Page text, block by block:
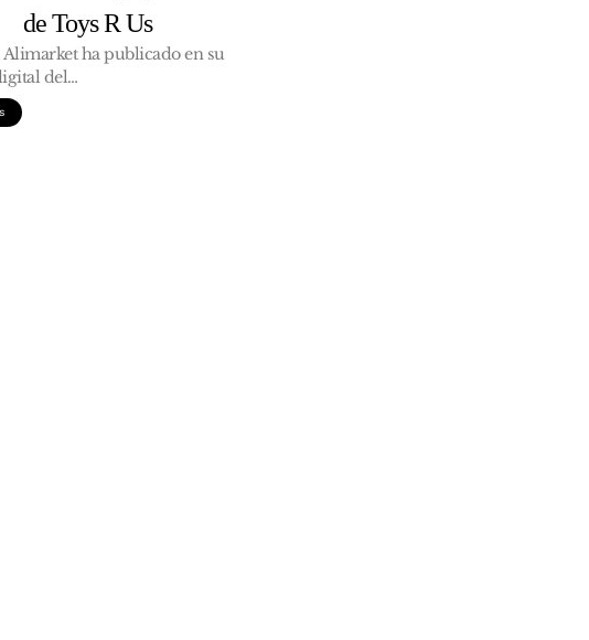
de Toys R Us
Alimarket ha publicado en su
del…